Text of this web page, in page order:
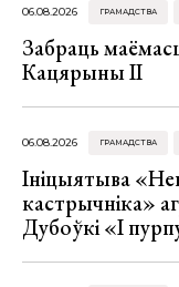
06.08.2026 ГРАМАДСТВА
Забраць
Кацярыны ІІ
06.08.2026 ГРАМАДСТВА
Ініцыятыва
кастрычніка»
Дубоўкі «І